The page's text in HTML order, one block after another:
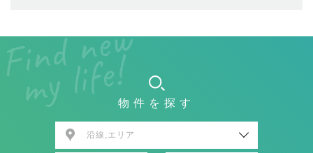
物件を探す
沿線,エリア